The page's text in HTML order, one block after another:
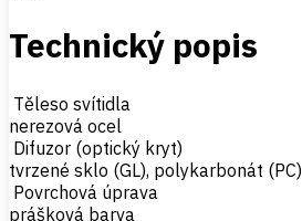
Technický popis
Těleso svítidla
nerezová ocel
Difuzor (optický kryt)
tvrzené sklo (GL), polykarbonát (PC)
Povrchová úprava
prášková barva